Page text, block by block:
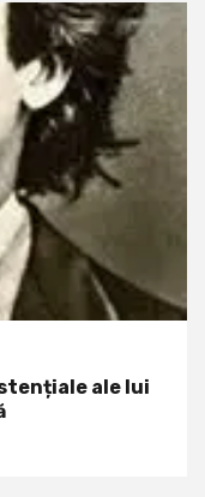
ale lui